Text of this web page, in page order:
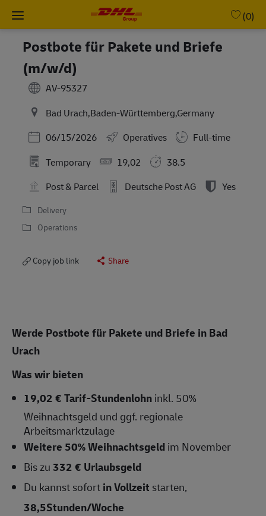
Skip to main content
(0)
Postbote für Pakete und Briefe
(m/w/d)
AV-95327
Bad Urach,Baden-Württemberg,Germany
Posted Date
06/15/2026 Operatives
Full-time
Temporary
19,02
38.5
Post & Parcel
Deutsche Post AG Yes
Delivery
Operations
Copy job link Share
Werde Postbote für Pakete und Briefe in Bad
Urach
Was wir bieten
19,02 € Tarif-Stundenlohninkl. 50%
Weihnachtsgeld und ggf. regionale
Arbeitsmarktzulage
Weitere 50% Weihnachtsgeldim November
Bis zu332 € Urlaubsgeld
Du kannst sofortin Vollzeit starten,
38,5Stunden/Woche